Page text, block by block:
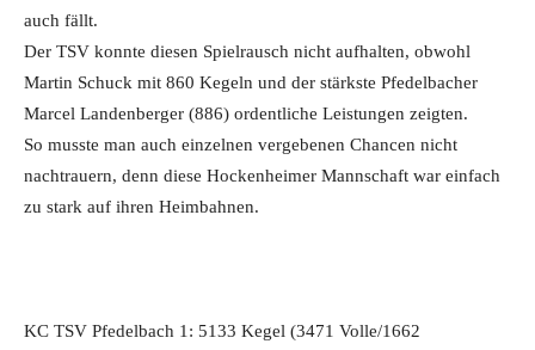
auch fällt.
Der TSV konnte diesen Spielrausch nicht aufhalten, obwohl
Martin Schuck mit 860 Kegeln und der stärkste Pfedelbacher
Marcel Landenberger (886) ordentliche Leistungen zeigten.
So musste man auch einzelnen vergebenen Chancen nicht
nachtrauern, denn diese Hockenheimer Mannschaft war einfach
zu stark auf ihren Heimbahnen.
KC TSV Pfedelbach 1: 5133 Kegel (3471 Volle/1662